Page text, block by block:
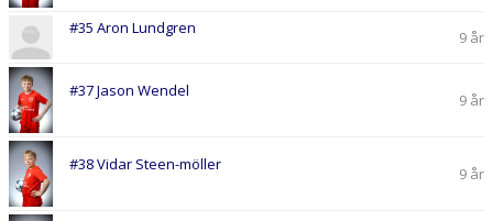
#35 Aron Lundgren 9 år
#37 Jason Wendel 9 år
#38 Vidar Steen-möller 9 år